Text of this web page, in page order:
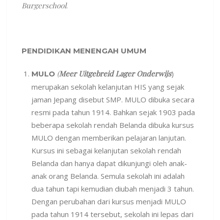
Burgerschool.
PENDIDIKAN MENENGAH UMUM
MULO (Meer Uitgebreid Lager Onderwijs)
merupakan sekolah kelanjutan HIS yang sejak
jaman Jepang disebut SMP. MULO dibuka secara
resmi pada tahun 1914. Bahkan sejak 1903 pada
beberapa sekolah rendah Belanda dibuka kursus
MULO dengan memberikan pelajaran lanjutan.
Kursus ini sebagai kelanjutan sekolah rendah
Belanda dan hanya dapat dikunjungi oleh anak-
anak orang Belanda. Semula sekolah ini adalah
dua tahun tapi kemudian diubah menjadi 3 tahun.
Dengan perubahan dari kursus menjadi MULO
pada tahun 1914 tersebut, sekolah ini lepas dari